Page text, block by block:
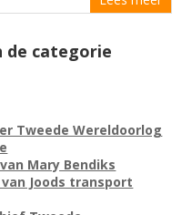
de categorie
Tweede Wereldoorlog
Mary Bendiks
Joods transport